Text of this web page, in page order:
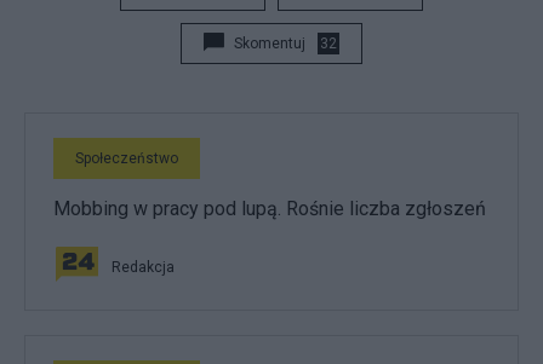
Skomentuj 32
Społeczeństwo
Mobbing w pracy pod lupą. Rośnie liczba zgłoszeń
Redakcja